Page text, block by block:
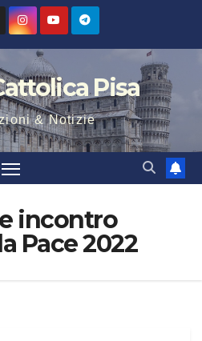
Pisa
& Notizie
incontro
Pace 2022